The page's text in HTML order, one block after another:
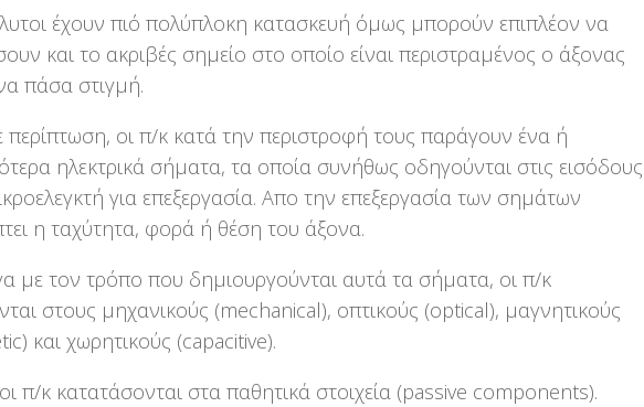
έχουν πιό πολύπλοκη κατασκευή όμως μπορούν επιπλέον να
και το ακριβές σημείο στο οποίο είναι περιστραμένος ο άξονας
πάσα στιγμή.
περίπτωση, οι π/κ κατά την περιστροφή τους παράγουν ένα ή
ηλεκτρικά σήματα, τα οποία συνήθως οδηγούνται στις εισόδους
για επεξεργασία. Απο την επεξεργασία των σημάτων
η ταχύτητα, φορά ή θέση του άξονα.
με τον τρόπο που δημιουργούνται αυτά τα σήματα, οι π/κ
στους μηχανικούς (mechanical), οπτικούς (optical), μαγνητικούς
και χωρητικούς (capacitive).
οι π/κ κατατάσονται στα παθητικά στοιχεία (passive components).